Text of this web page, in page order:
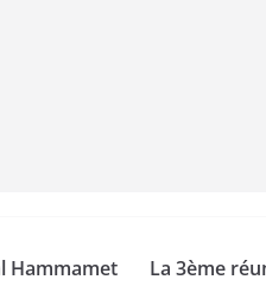
Hammamet
La 3ème